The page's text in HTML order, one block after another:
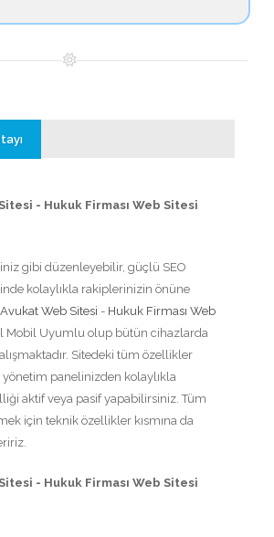
- Hukuk Firması Web Sitesi
gibi düzenleyebilir, güçlü SEO
kolaylıkla rakiplerinizin önüne
Avukat Web Sitesi - Hukuk Firması Web
Mobil Uyumlu olup bütün cihazlarda
Sitedeki tüm özellikler
panelinizden kolaylıkla
aktif veya pasif yapabilirsiniz. Tüm
için teknik özellikler kısmına da
- Hukuk Firması Web Sitesi